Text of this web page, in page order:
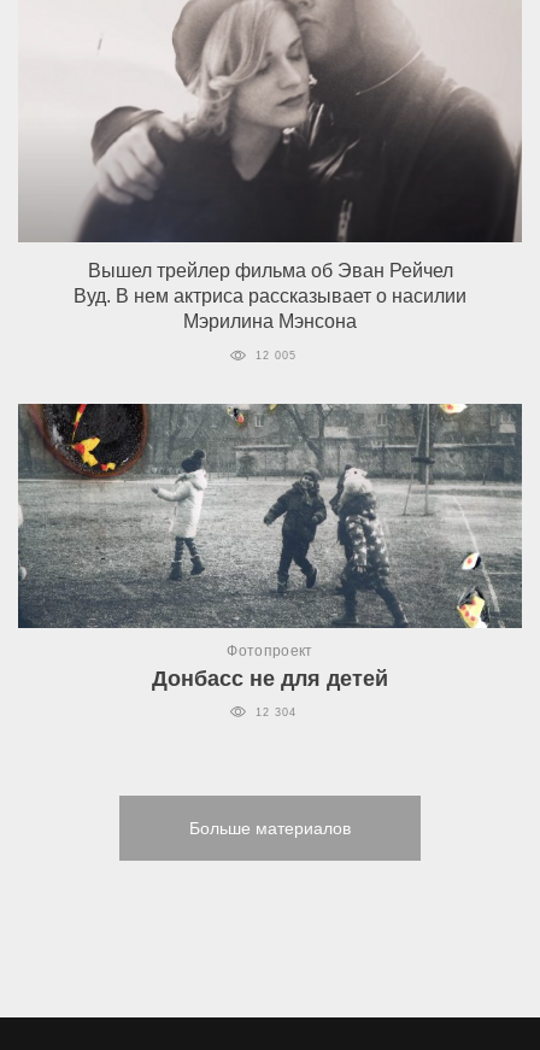
Вышел трейлер фильма об Эван Рейчел
Вуд. В нем актриса рассказывает о насилии
Мэрилина Мэнсона
12 005
Фотопроект
Донбасс не для детей
12 304
Больше материалов